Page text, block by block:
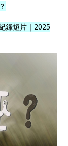
錄短片｜2025